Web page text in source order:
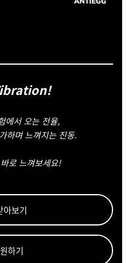
에서 오는 전율,
하며 느껴지는 진동.
로 느껴보세요!
아보기
하기